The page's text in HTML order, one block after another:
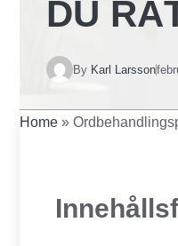
DU
By Karl Larsson
Home »